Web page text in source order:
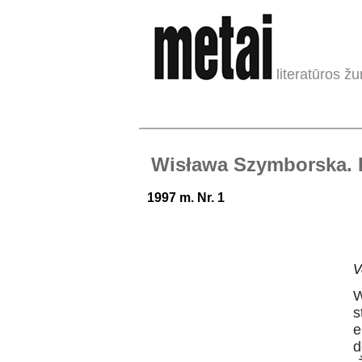
literatūros
Wisława Szymborska.
1997 m. Nr. 1